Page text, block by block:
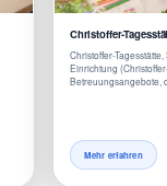
Christoffer-
Christoffer-
Einrichtung
Betreuungsangebote,
Mehr erfahren